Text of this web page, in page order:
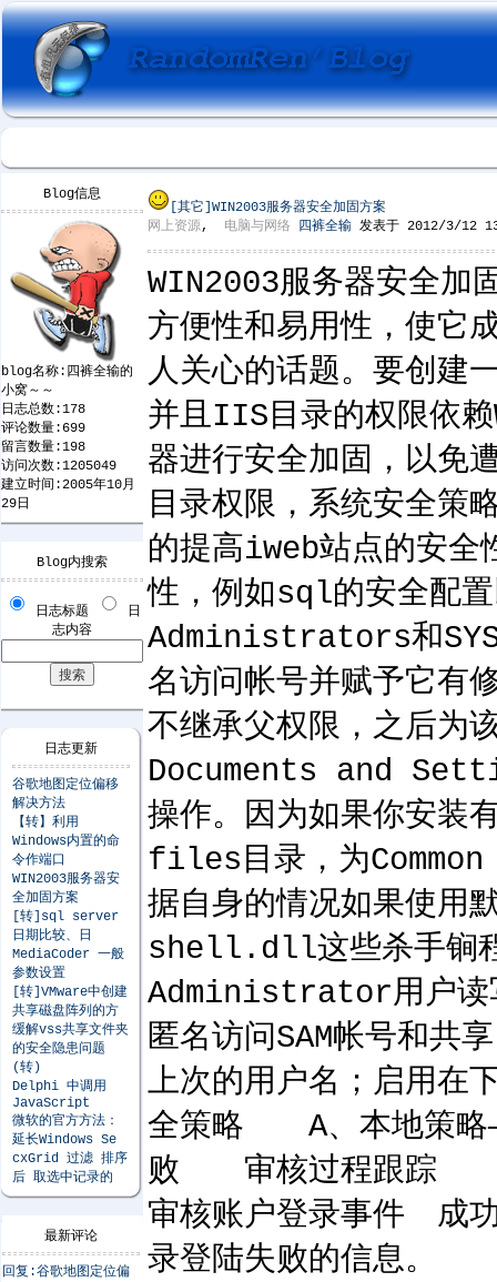
Blog信息
blog名称:四裤全输的
小窝～～
日志总数:178
评论数量:699
留言数量:198
访问次数:1205049
建立时间:2005年10月
29日
Blog内搜索
日志标题
日
志内容
日志更新
谷歌地图定位偏移
解决方法
【转】利用
Windows内置的命
令作端口
WIN2003服务器安
全加固方案
[转]sql server
日期比较、日
MediaCoder 一般
参数设置
[转]VMware中创建
共享磁盘阵列的方
缓解vss共享文件夹
的安全隐患问题
(转)
Delphi 中调用
JavaScript
微软的官方方法：
延长Windows Se
cxGrid 过滤 排序
后 取选中记录的
最新评论
回复:谷歌地图定位偏
[其它] WIN2003服务器安全加固方案
网上资源, 电脑与网络 四裤全输 发表于 2012/3/12
WIN2003服务器安全
方便性和易用性，使它
人关心的话题。要创建
并且IIS目录的权限依
器进行安全加固，以免
目录权限，系统安全
的提高iweb站点的安全
性，例如sql的安全配
Administrators和
名访问帐号并赋予它有
不继承父权限，之后为
Documents and
操作。因为如果你安装
files目录，为
据自身的情况如果使
shell.dll这些杀手锏
Administrator用户读
匿名访问SAM帐号和共
上次的用户名；启用在
全策略 A、本地
败 审核过程跟
审核账户登录事件 成
录登陆失败的信息。